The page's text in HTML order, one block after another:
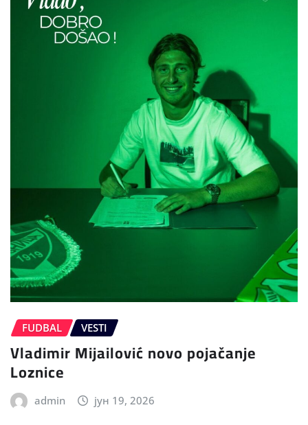
FUDBAL VESTI
Vladimir Mijailović novo pojačanje
Loznice
admin јун 19, 2026